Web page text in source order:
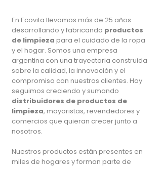
En Ecovita llevamos más de 25 años
desarrollando y fabricando productos
de limpieza para el cuidado de la ropa
y el hogar. Somos una empresa
argentina con una trayectoria construida
sobre la calidad, la innovación y el
compromiso con nuestros clientes. Hoy
seguimos creciendo y sumando
distribuidores de productos de
limpieza, mayoristas, revendedores y
comercios que quieran crecer junto a
nosotros.
Nuestros productos están presentes en
miles de hogares y forman parte de